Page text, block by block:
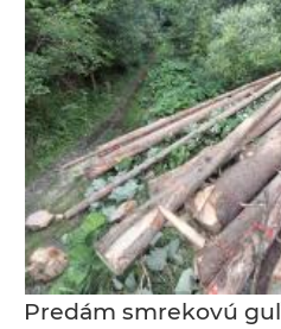
Predám smrekovú